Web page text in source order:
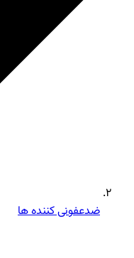
ضدعفونی کننده ها